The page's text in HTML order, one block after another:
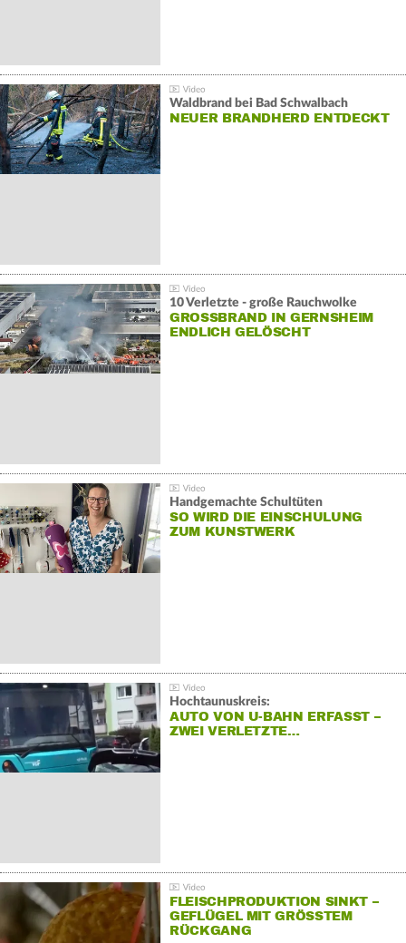
Waldbrand bei Bad Schwalbach
NEUER BRANDHERD ENTDECKT
10 Verletzte - große Rauchwolke
GROSSBRAND IN GERNSHEIM E
NDLICH GELÖSCHT
Handgemachte Schultüten
SO WIRD DIE EINSCHULUNG
ZUM KUNSTWERK
Hochtaunuskreis:
AUTO VON U-BAHN ERFASST –
ZWEI VERLETZTE…
FLEISCHPRODUKTION SINKT –
GEFLÜGEL MIT GRÖSSTEM R
ÜCKGANG